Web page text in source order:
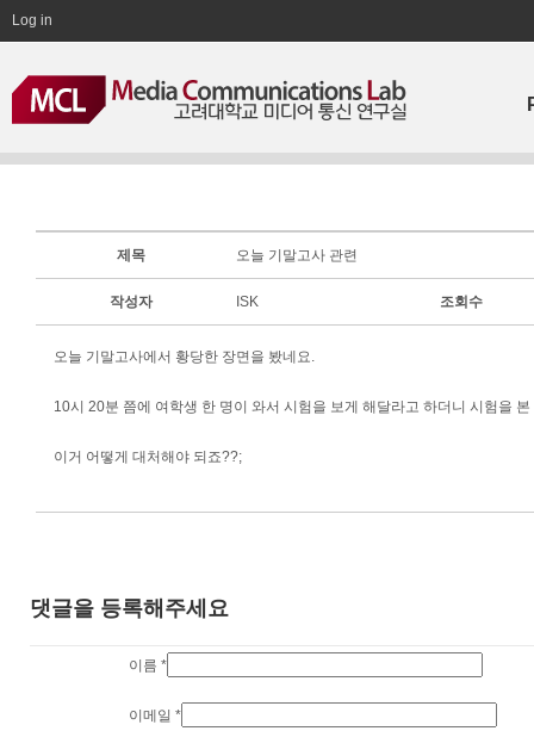
Log in
제목 오늘 기말고사 관련
작성자 ISK 조회수
오늘 기말고사에서 황당한 장면을 봤네요.
10시 20분 쯤에 여학생 한 명이 와서 시험을 보게 해달라고 하더니 시험을
이거 어떻게 대처해야 되죠??;
댓글을 등록해주세요
이름 *
이메일 *